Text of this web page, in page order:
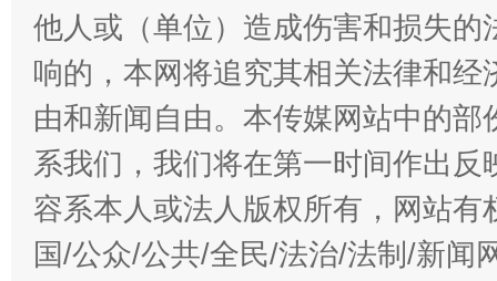
揭批美国五大"原罪" "炒
他人或（单位）造成伤害和损失
响的，本网将追究其相关法律和
由和新闻自由。本传媒网站中的
系我们，我们将在第一时间作出
容系本人或法人版权所有，网站
国/公众/公共/全民/法治/法制/新闻